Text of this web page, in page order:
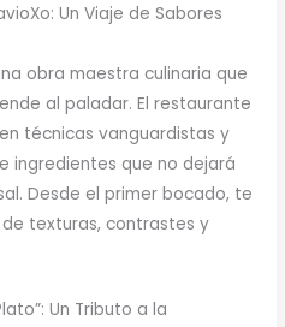
Un Viaje de Sabores
obra maestra culinaria que
al paladar. El restaurante
técnicas vanguardistas y
ingredientes que no dejará
Desde el primer bocado, te
texturas, contrastes y
Un Tributo a la